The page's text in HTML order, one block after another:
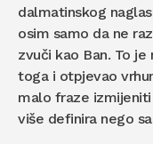
dalmatinskog
osim samo da ne
zvuči kao Ban. To
toga i otpjevao
malo fraze
više definira nego